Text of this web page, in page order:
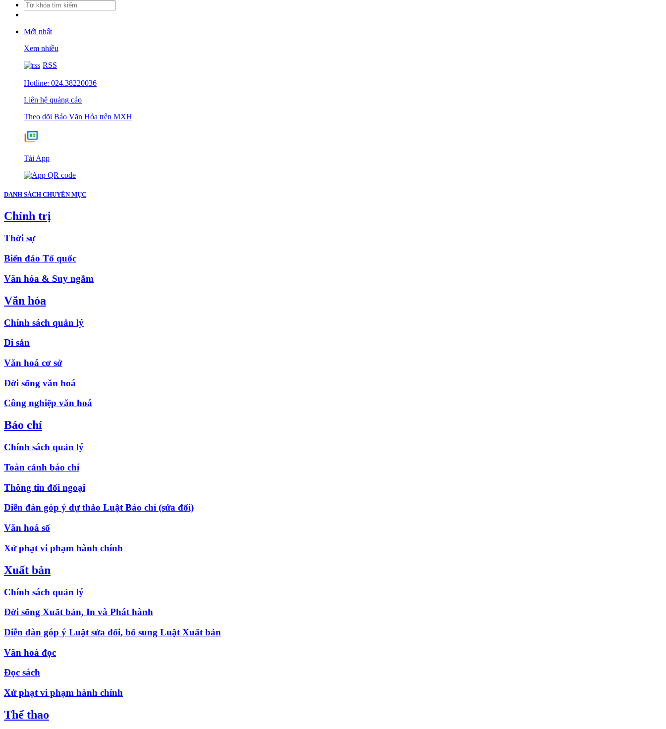
Mới nhất
Xem nhiều
RSS
Hotline: 024.38220036
Liên hệ quảng cáo
Theo dõi Báo Văn Hóa trên MXH
Tải App
DANH SÁCH CHUYÊN MỤC
Chính trị
Thời sự
Biển đảo Tổ quốc
Văn hóa & Suy ngẫm
Văn hóa
Chính sách quản lý
Di sản
Văn hoá cơ sở
Đời sống văn hoá
Công nghiệp văn hoá
Báo chí
Chính sách quản lý
Toàn cảnh báo chí
Thông tin đối ngoại
Diễn đàn góp ý dự thảo Luật Báo chí (sửa đổi)
Văn hoá số
Xử phạt vi phạm hành chính
Xuất bản
Chính sách quản lý
Đời sống Xuất bản, In và Phát hành
Diễn đàn góp ý Luật sửa đổi, bổ sung Luật Xuất bản
Văn hoá đọc
Đọc sách
Xử phạt vi phạm hành chính
Thể thao